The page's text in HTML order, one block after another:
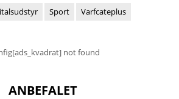
Sport Varfcateplus
not found
ANBEFALET